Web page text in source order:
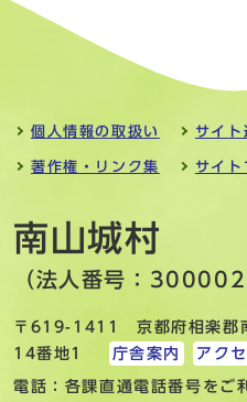
個人情報の取扱い サイト
著作権・リンク集 サイト
南山城村
（法人番号：
〒619-1411 京都府相楽郡
14番地1
庁舎案内 アク
電話：各課直通電話番号をご